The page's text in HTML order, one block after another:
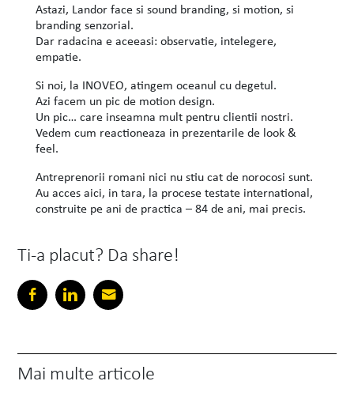
Astazi, Landor face si sound branding, si motion, si
branding senzorial.
Dar radacina e aceeasi: observatie, intelegere,
empatie.
Si noi, la INOVEO, atingem oceanul cu degetul.
Azi facem un pic de motion design.
Un pic… care inseamna mult pentru clientii nostri.
Vedem cum reactioneaza in prezentarile de look &
feel.
Antreprenorii romani nici nu stiu cat de norocosi sunt.
Au acces aici, in tara, la procese testate international,
construite pe ani de practica – 84 de ani, mai precis.
Ti-a placut? Da share!
Mai multe articole